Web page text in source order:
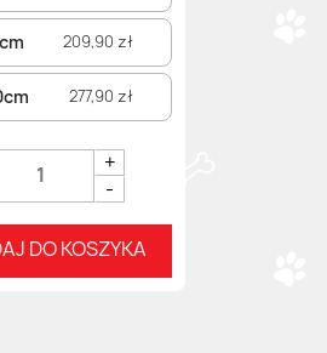
209,90 zł
277,90 zł
+
-
DO KOSZYKA